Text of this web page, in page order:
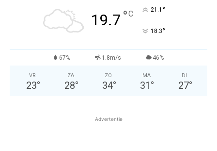
19.7 °C 21.1 °
18.3°
67% 1.8m/s 46%
VR
23°
ZA
28°
ZO
34°
MA
31 °
DI
27°
Advertentie